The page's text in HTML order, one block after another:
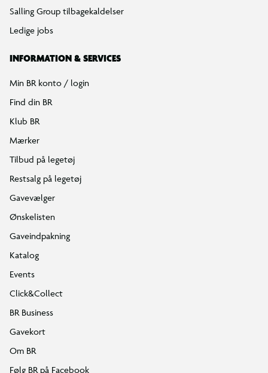
Salling Group tilbagekaldelser
Ledige jobs
INFORMATION & SERVICES
Min BR konto / login
Find din BR
Klub BR
Mærker
Tilbud på legetøj
Restsalg på legetøj
Gavevælger
Ønskelisten
Gaveindpakning
Katalog
Events
Click&Collect
BR Business
Gavekort
Om BR
Følg BR på Facebook